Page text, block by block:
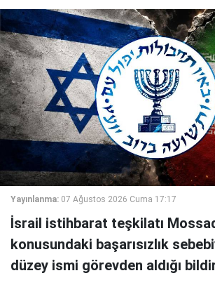
Yayınlanma: 07 Ağustos 2026 Cuma 17:17
İsrail istihbarat teşkilatı
konusundaki başarısızlık
düzey ismi görevden aldığı